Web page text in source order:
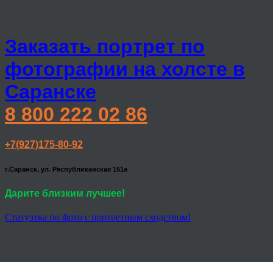
Заказать портрет по
фотографии на холсте в
Саранске
8 800 222 02 86
+7(927)175-80-92
г.Саранск, ул. Республиканская 151а
Дарите близким лучшее!
Статуэтка по фото с портретным сходством!